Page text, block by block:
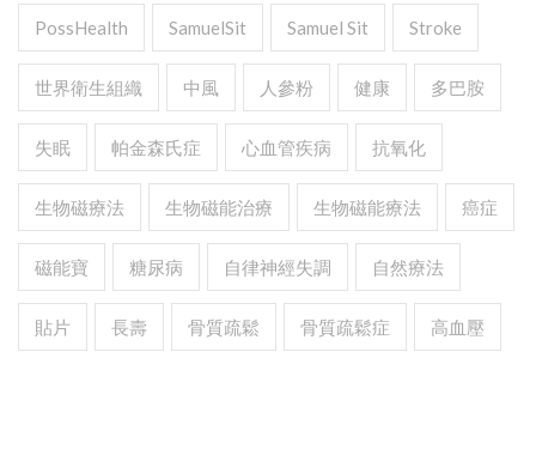
PossHealth SamuelSit Samuel Sit Stroke
世界衛生組織 中風 人參粉 健康 多巴胺
失眠 帕金森氏症 心血管疾病 抗氧化
生物磁療法 生物磁能治療 生物磁能療法 癌症
磁能寶 糖尿病 自律神經失調 自然療法
貼片 長壽 骨質疏鬆 骨質疏鬆症 高血壓